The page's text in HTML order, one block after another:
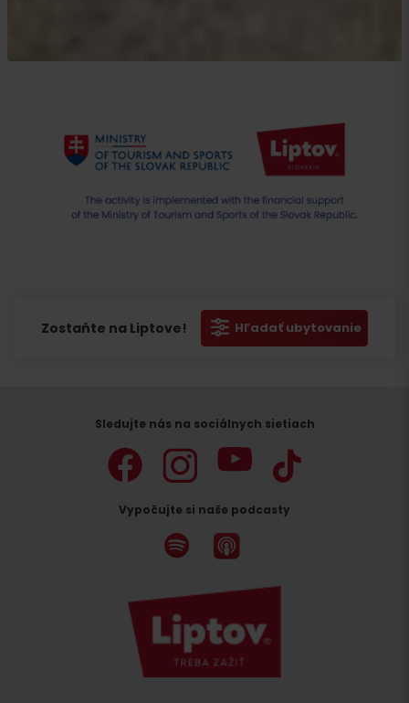
Zostaňte na Liptove! Hľadať ubytovanie
Sledujte nás na sociálnych sietiach
Vypočujte si naše podcasty